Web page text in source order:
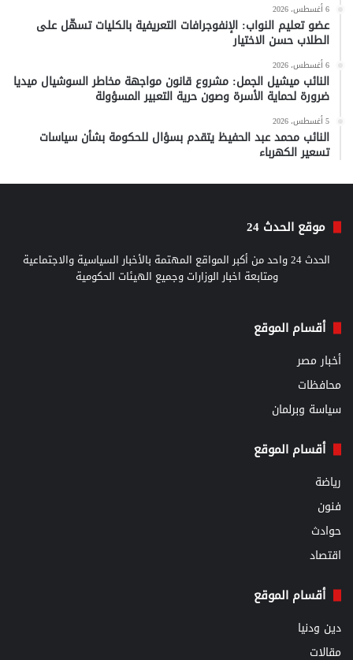
6 أغسطس، 2026
عضو تعليم النواب: الإنفوجرافات التعريفية بالكليات تسهّل على
الطلاب حسن الاختيار
6 أغسطس، 2026
النائب ميشيل الجمل: مشروع قانون مواجهة مخاطر السوشيال ميديا
ضرورة لحماية الأسرة وصون حرية التعبير المسؤولة
5 أغسطس، 2026
النائب محمد عبد الحفيظ يتقدم بسؤال للحكومة بشأن سياسات
تسعير الكهرباء
موقع الحدث 24
الحدث 24 واحد من أكبر المواقع المهتمة بالأخبار السياسية والاجتماعية
ومتابعة اخبار الوزارات وجميع الهيئات الحكومية
أقسام الموقع
أخبار مصر
محافظات
سياسة وبرلمان
أقسام الموقع
رياضة
فنون
حوادث
اقتصاد
أقسام الموقع
دين ودنيا
مقالات